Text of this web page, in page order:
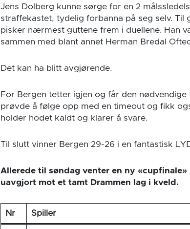
Jens Dolberg kunne sørge for en 2
straffekastet, tydelig forbanna på seg selv.
pisker nærmest guttene frem i duellene. Han
sammen med blant annet Herman Bredal
Det kan ha blitt avgjørende.
For Bergen tetter igjen og får den
prøvde å følge opp med en timeout og fikk
holder hodet kaldt og klarer å svare.
Til slutt vinner Bergen 29-26 i en fantastisk
Allerede til søndag venter en ny
uavgjort mot et tamt Drammen lag i kveld.
Nr Spiller